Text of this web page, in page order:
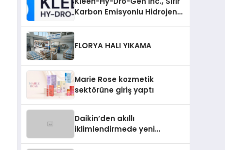
Karbon Emisyonlu Hidrojen
Aldı
FLORYA HALI YIKAMA
Marie Rose kozmetik
sektörüne giriş yaptı
Daikin’den akıllı
iklimlendirmede yeni